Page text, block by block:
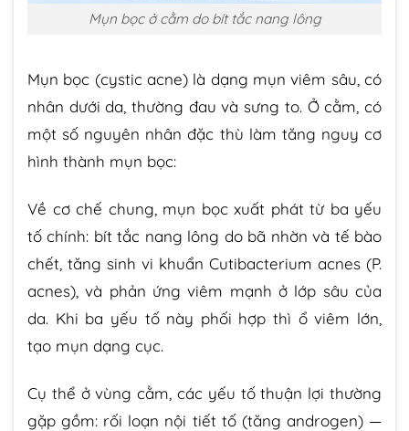
Mụn bọc ở cằm do bít tắc nang lông
Mụn bọc (cystic acne) là dạng mụn viêm sâu, có
nhân dưới da, thường đau và sưng to. Ở cằm, có
một số nguyên nhân đặc thù làm tăng nguy cơ
hình thành mụn bọc:
Về cơ chế chung, mụn bọc xuất phát từ ba yếu
tố chính: bít tắc nang lông do bã nhờn và tế bào
chết, tăng sinh vi khuẩn Cutibacterium acnes (P.
acnes), và phản ứng viêm mạnh ở lớp sâu của
da. Khi ba yếu tố này phối hợp thì ổ viêm lớn,
tạo mụn dạng cục.
Cụ thể ở vùng cằm, các yếu tố thuận lợi thường
gặp gồm: rối loạn nội tiết tố (tăng androgen) —